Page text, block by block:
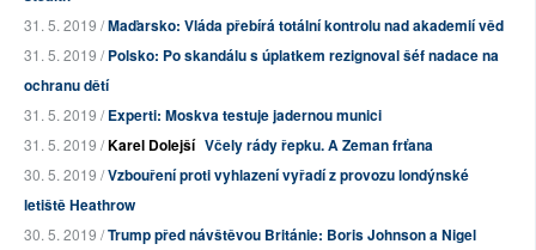
31. 5. 2019 /Maďarsko: Vláda přebírá totální kontrolu nad akademií věd
31. 5. 2019 /Polsko: Po skandálu s úplatkem rezignoval šéf nadace na
ochranu dětí
31. 5. 2019 /Experti: Moskva testuje jadernou munici
31. 5. 2019 /Karel Dolejší Včely rády řepku. A Zeman frťana
30. 5. 2019 /Vzbouření proti vyhlazení vyřadí z provozu londýnské
letiště Heathrow
30. 5. 2019 /Trump před návštěvou Británie: Boris Johnson a Nigel